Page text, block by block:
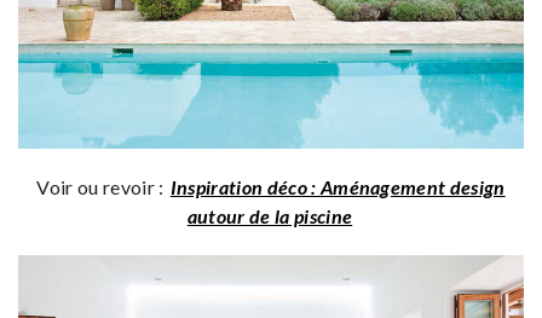
Voir ou revoir : Inspiration déco : Aménagement design
autour de la piscine